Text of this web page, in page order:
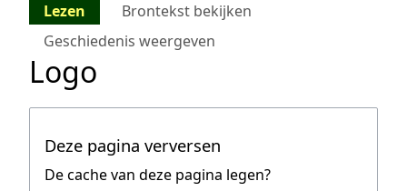
Lezen
Brontekst bekijken
Geschiedenis weergeven
Logo
Deze pagina verversen
De cache van deze pagina legen?